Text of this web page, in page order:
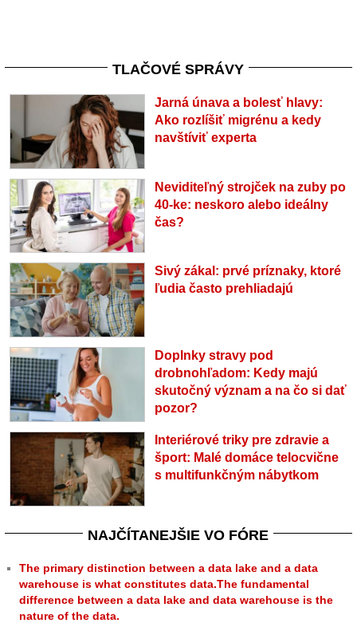
TLAČOVÉ SPRÁVY
Jarná únava a bolesť hlavy:
Ako rozlíšiť migrénu a kedy
navštíviť experta
Neviditeľný strojček na zuby po
40-ke: neskoro alebo ideálny
čas?
Sivý zákal: prvé príznaky, ktoré
ľudia často prehliadajú
Doplnky stravy pod
drobnohľadom: Kedy majú
skutočný význam a na čo si dať
pozor?
Interiérové triky pre zdravie a
šport: Malé domáce telocvične
s multifunkčným nábytkom
NAJČÍTANEJŠIE VO FÓRE
The primary distinction between a data lake and a data
warehouse is what constitutes data.The fundamental
difference between a data lake and data warehouse is the
nature of the data.